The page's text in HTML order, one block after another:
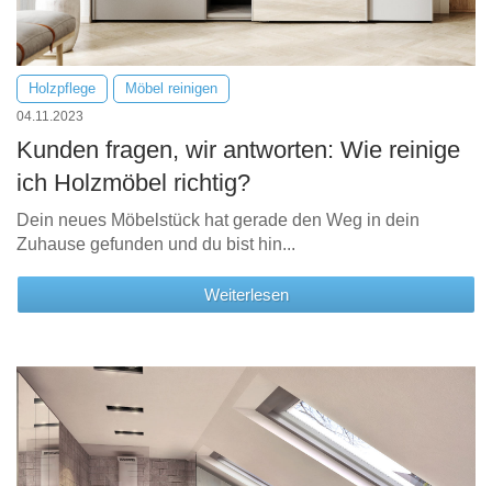
Holzpflege Möbel reinigen
04.11.2023
Kunden fragen, wir antworten: Wie reinige
ich Holzmöbel richtig?
Dein neues Möbelstück hat gerade den Weg in dein
Zuhause gefunden und du bist hin...
Weiterlesen